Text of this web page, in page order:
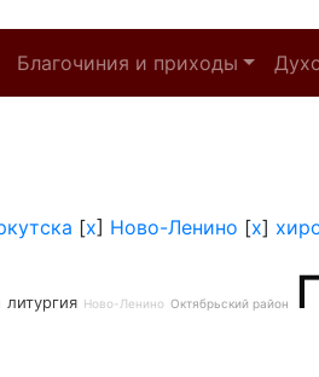
Благочиния и приходы
[x] Ново-Ленино [x]
литургия Ново-Ленино Октябрьский район